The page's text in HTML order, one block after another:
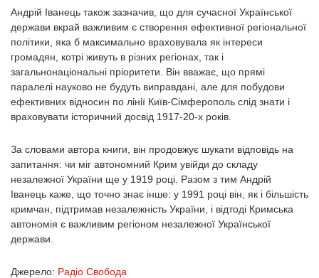
Андрій Іванець також зазначив, що для сучасної Української
держави вкрай важливим є створення ефективної регіональної
політики, яка б максимально враховувала як інтереси
громадян, котрі живуть в різних регіонах, так і
загальнонаціональні пріоритети. Він вважає, що прямі
паралелі науково не будуть виправдані, але для побудови
ефективних відносин по лінії Київ-Сімферополь слід знати і
враховувати історичний досвід 1917-20-х років.
За словами автора книги, він продовжує шукати відповідь на
запитання: чи міг автономний Крим увійди до складу
незалежної України ще у 1919 році. Разом з тим Андрій
Іванець каже, що точно знає інше: у 1991 році він, як і більшість
кримчан, підтримав незалежність України, і відтоді Кримська
автономія є важливим регіоном незалежної Української
держави.
Джерело: Радіо Свобода